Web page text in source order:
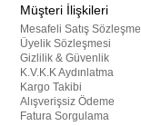
Müşteri İlişkileri
Mesafeli Satış
Üyelik Sözleşmesi
Gizlilik & Güvenlik
K.V.K.K Aydınlatma
Kargo Takibi
Alışverişsiz Ödeme
Fatura Sorgulama